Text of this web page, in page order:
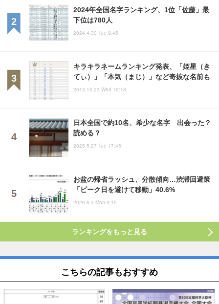
2024年全国名字ランキング、1位「佐藤」最
下位は780人
2024.4.30 Tue 9:45
キラキラネームランキング発表、「姫星（き
てぃ）」「本気（まじ）」など奇抜な名前も
2013.10.23 Wed 16:18
日本全国で約10名、希少な名字 出会った？
読める？
2025.5.27 Tue 17:45
お盆の帰省ラッシュ、分散傾向…渋滞回避策
「ピーク日を避けて移動」40.6%
2026.8.3 Mon 9:15
ランキングをもっと見る
こちらの記事もおすすめ